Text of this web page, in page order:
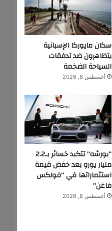
سكان مايوركا الإسبانية
يتظاهرون ضد تدفقات
السياحة الضخمة
أغسطس 8, 2026
“بورشه” تتكبد خسائر بـ2.2
مليار يورو بعد خفض قيمة
استثماراتها في “فولكس
فاغن”
أغسطس 8, 2026